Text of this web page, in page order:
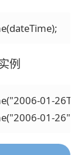
DateTime dateTime3 = new DateTime(dateTime);
例
01-